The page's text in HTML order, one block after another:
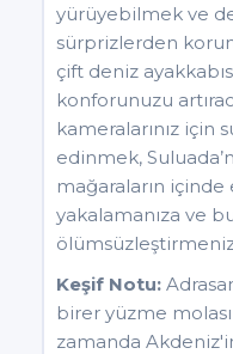
yürüyebilmek ve
sürprizlerden
çift deniz
konforunuzu
kameralarınız için
edinmek,
mağaraların
yakalamanıza ve
Keşif Notu:
birer yüzme molası
zamanda